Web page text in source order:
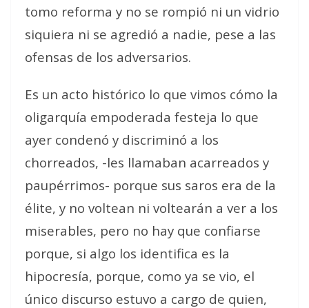
tomo reforma y no se rompió ni un vidrio
siquiera ni se agredió a nadie, pese a las
ofensas de los adversarios.
Es un acto histórico lo que vimos cómo la
oligarquía empoderada festeja lo que
ayer condenó y discriminó a los
chorreados, -les llamaban acarreados y
paupérrimos- porque sus saros era de la
élite, y no voltean ni voltearán a ver a los
miserables, pero no hay que confiarse
porque, si algo los identifica es la
hipocresía, porque, como ya se vio, el
único discurso estuvo a cargo de quien,